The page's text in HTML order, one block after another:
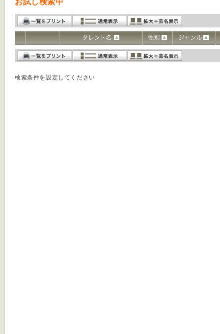
お試し検索中
検索条件を設定してください